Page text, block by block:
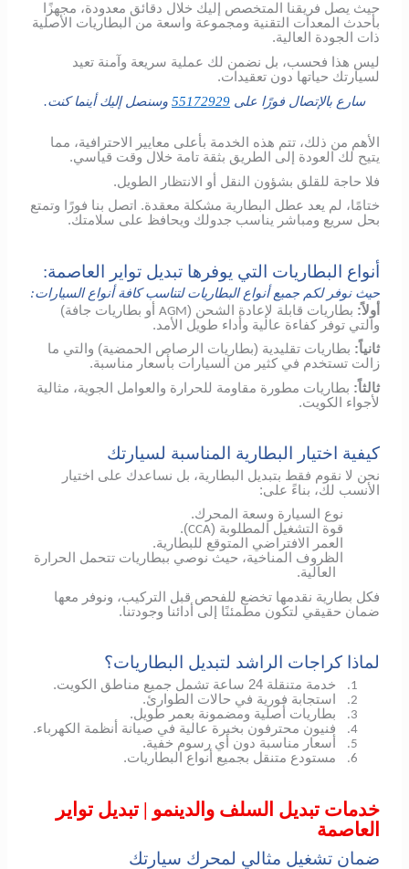
حيث يصل فريقنا المتخصص إليك خلال دقائق معدودة، مجهزًا
بأحدث المعدات التقنية ومجموعة واسعة من البطاريات الأصلية
ذات الجودة العالية.
ليس هذا فحسب، بل نضمن لك عملية سريعة وآمنة تعيد
لسيارتك حياتها دون تعقيدات.
سارع بالإتصال فورًا على 55172929 وسنصل إليك أينما كنت.
الأهم من ذلك، تتم هذه الخدمة بأعلى معايير الاحترافية، مما
يتيح لك العودة إلى الطريق بثقة تامة خلال وقت قياسي.
فلا حاجة للقلق بشؤون النقل أو الانتظار الطويل.
ختامًا، لم يعد عطل البطارية مشكلة معقدة. اتصل بنا فورًا وتمتع
بحل سريع ومباشر يناسب جدولك ويحافظ على سلامتك.
أنواع البطاريات التي يوفرها تبديل تواير العاصمة:
حيث نوفر لكم جميع أنواع البطاريات لتناسب كافة أنواع السيارات:
أولاً: بطاريات قابلة لإعادة الشحن (AGM أو بطاريات جافة)
والتي توفر كفاءة عالية وأداء طويل الأمد.
ثانياً: بطاريات تقليدية (بطاريات الرصاص الحمضية) والتي ما
زالت تستخدم في كثير من السيارات بأسعار مناسبة.
ثالثاً: بطاريات مطورة مقاومة للحرارة والعوامل الجوية، مثالية
لأجواء الكويت.
كيفية اختيار البطارية المناسبة لسيارتك
نحن لا نقوم فقط بتبديل البطارية، بل نساعدك على اختيار
الأنسب لك، بناءً على:
نوع السيارة وسعة المحرك.
قوة التشغيل المطلوبة (CCA
).
العمر الافتراضي المتوقع للبطارية.
الظروف المناخية، حيث نوصي ببطاريات تتحمل الحرارة
العالية.
فكل بطارية نقدمها تخضع للفحص قبل التركيب، ونوفر معها
ضمان حقيقي لتكون مطمئنًا إلى أدائنا وجودتنا.
لماذا كراجات الراشد لتبديل البطاريات؟
1. خدمة متنقلة 24 ساعة تشمل جميع مناطق الكويت.
2. استجابة فورية في حالات الطوارئ.
3. بطاريات أصلية ومضمونة بعمر طويل.
4. فنيون محترفون بخبرة عالية في صيانة أنظمة الكهرباء.
5. أسعار مناسبة دون أي رسوم خفية.
6. مستودع متنقل بجميع أنواع البطاريات.
خدمات تبديل السلف والدينمو | تبديل تواير
العاصمة
ضمان تشغيل مثالي لمحرك سيارتك